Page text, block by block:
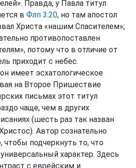
Правда, у Павла титул
в Флп 3:20, но там апостол
Христа «нашим Спасителем»;
противопоставлен
потому что в отличие от
приходит с небес.
имеет эсхатологическое
на Второе Пришествие
письмах этот титул
чаще, чем в других
(шесть раз так назван
Автор сознательно
чтобы подчеркнуть то, что
характер. Здесь
с еврейским и